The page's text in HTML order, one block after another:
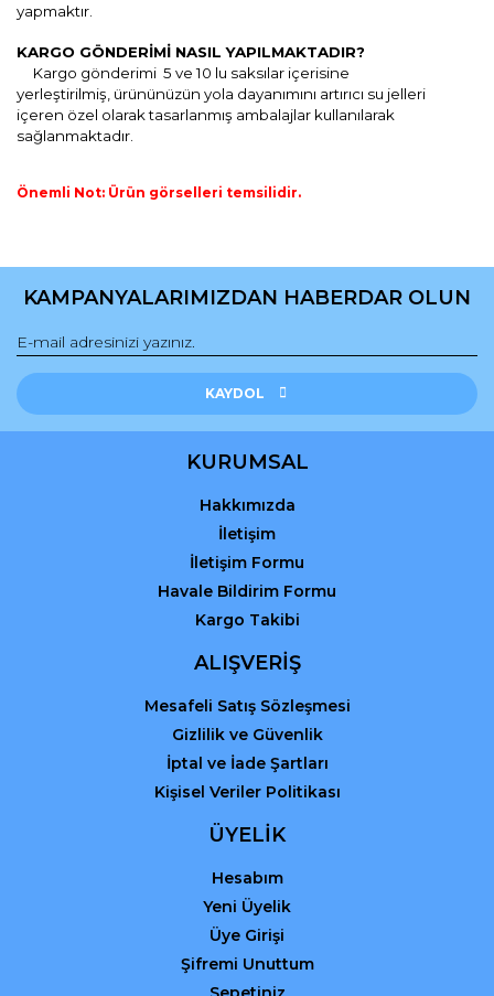
yapmaktır.
KARGO GÖNDERİMİ NASIL YAPILMAKTADIR?
Kargo gönderimi 5 ve 10 lu saksılar içerisine
yerleştirilmiş, ürününüzün yola dayanımını artırıcı su jelleri
içeren özel olarak tasarlanmış ambalajlar kullanılarak
sağlanmaktadır.
Önemli Not: Ürün görselleri temsilidir.
konularda yetersiz gördüğünüz noktaları öneri formunu
Görüş ve önerileriniz için teşekkür ederiz.
Ürün resmi kalitesiz, bozuk veya görüntülenemiyor.
Ürün açıklamasında eksik bilgiler bulunuyor.
Ürün fiyatı diğer sitelerden daha pahalı.
Gönder
KAMPANYALARIMIZDAN HABERDAR OLUN
KAYDOL
KURUMSAL
Hakkımızda
İletişim
İletişim Formu
Havale Bildirim Formu
Kargo Takibi
ALIŞVERİŞ
Mesafeli Satış Sözleşmesi
Gizlilik ve Güvenlik
İptal ve İade Şartları
Kişisel Veriler Politikası
ÜYELİK
Hesabım
Yeni Üyelik
Üye Girişi
Şifremi Unuttum